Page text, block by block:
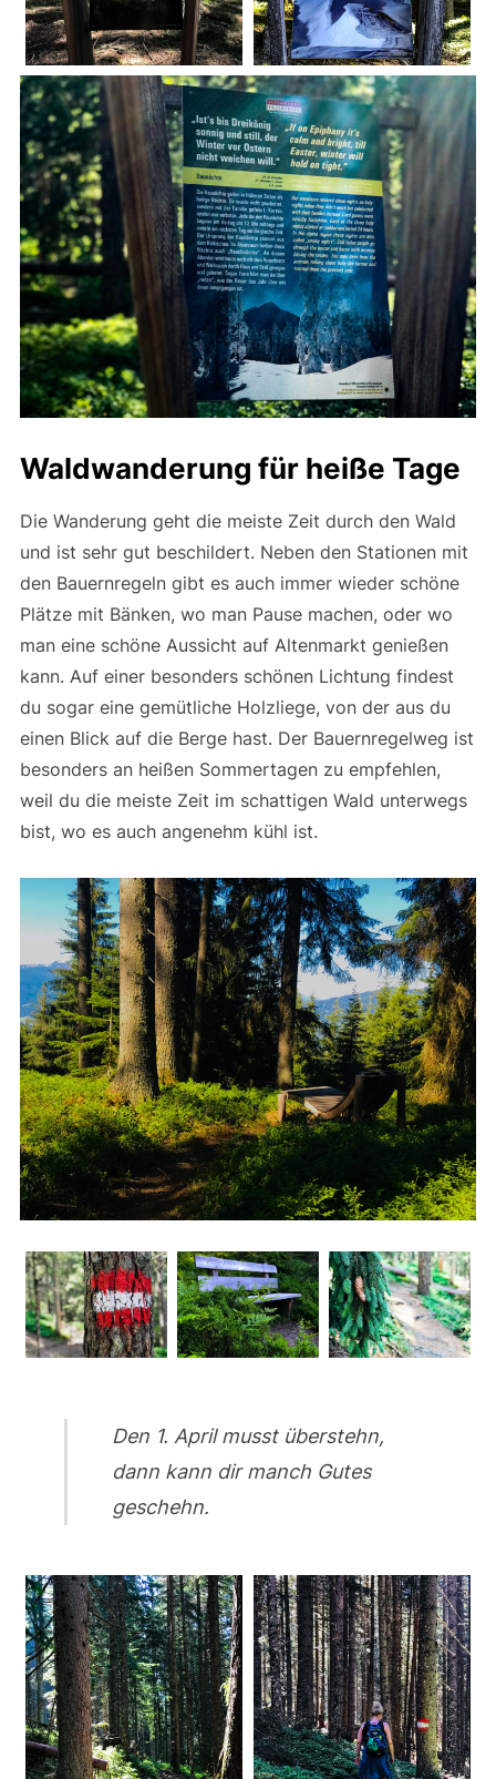
Waldwanderung für heiße Tage
Die Wanderung geht die meiste Zeit durch den Wald
und ist sehr gut beschildert. Neben den Stationen mit
den Bauernregeln gibt es auch immer wieder schöne
Plätze mit Bänken, wo man Pause machen, oder wo
man eine schöne Aussicht auf Altenmarkt genießen
kann. Auf einer besonders schönen Lichtung findest
du sogar eine gemütliche Holzliege, von der aus du
einen Blick auf die Berge hast. Der Bauernregelweg ist
besonders an heißen Sommertagen zu empfehlen,
weil du die meiste Zeit im schattigen Wald unterwegs
bist, wo es auch angenehm kühl ist.
Den 1. April musst überstehn,
dann kann dir manch Gutes
geschehn.